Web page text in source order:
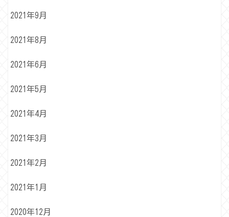
2021年9月
2021年8月
2021年6月
2021年5月
2021年4月
2021年3月
2021年2月
2021年1月
2020年12月